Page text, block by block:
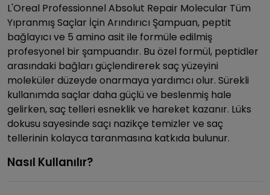
L'Oreal Professionnel Absolut Repair Molecular Tüm
Yıpranmış Saçlar İçin Arındırıcı Şampuan, peptit
bağlayıcı ve 5 amino asit ile formüle edilmiş
profesyonel bir şampuandır. Bu özel formül, peptidler
arasındaki bağları güçlendirerek saç yüzeyini
moleküler düzeyde onarmaya yardımcı olur. Sürekli
kullanımda saçlar daha güçlü ve beslenmiş hale
gelirken, saç telleri esneklik ve hareket kazanır. Lüks
dokusu sayesinde saçı nazikçe temizler ve saç
tellerinin kolayca taranmasına katkıda bulunur.
Nasıl Kullanılır?